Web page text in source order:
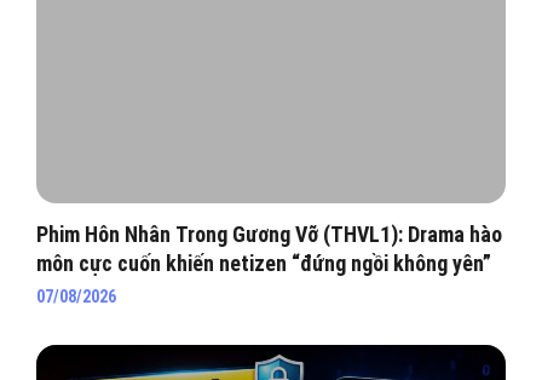
Phim Hôn Nhân Trong Gương Vỡ (THVL1): Drama hào
môn cực cuốn khiến netizen “đứng ngồi không yên”
07/08/2026